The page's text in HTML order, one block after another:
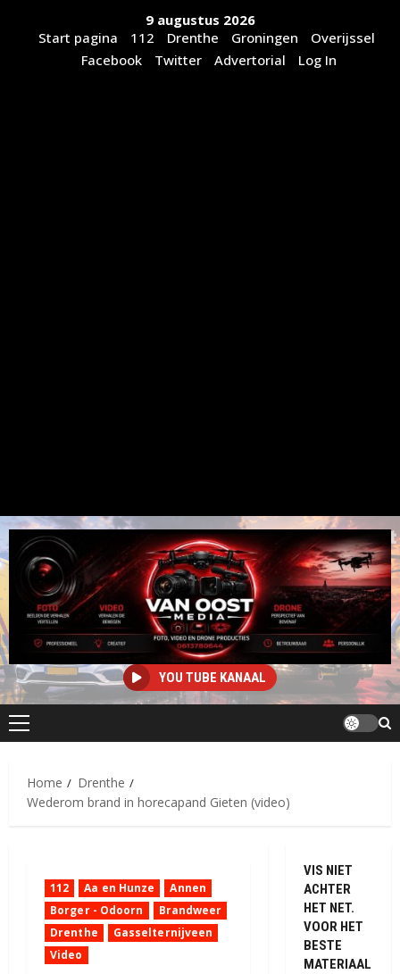
9 augustus 2026
Start pagina
112 Drenthe Groningen
Overijssel
Facebook
Twitter Advertorial Log In
YOU TUBE KANAAL
Primair
Home
Drenthe
Wederom brand in horecapand Gieten (video)
112 Aa en Hunze
Annen
Borger - Odoorn
Brandweer
Drenthe
Gasselternijveen
Video
VIS NIET
ACHTER
HET NET.
VOOR HET
BESTE
MATERIAAL